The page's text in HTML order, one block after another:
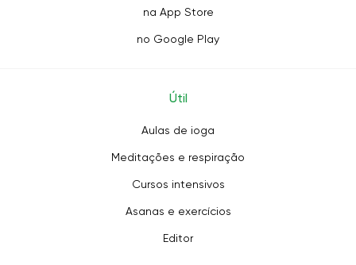
na App Store
no Google Play
Útil
Aulas de ioga
Meditações e respiração
Cursos intensivos
Asanas e exercícios
Editor